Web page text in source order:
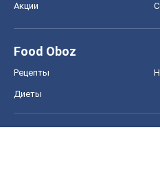
Акции
Food Oboz
Рецепты
Диеты